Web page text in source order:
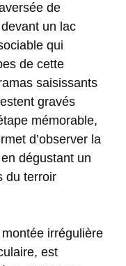
de
un lac
qui
de cette
saisissants
gravés
mémorable,
d’observer la
dégustant un
du terroir
irrégulière
est